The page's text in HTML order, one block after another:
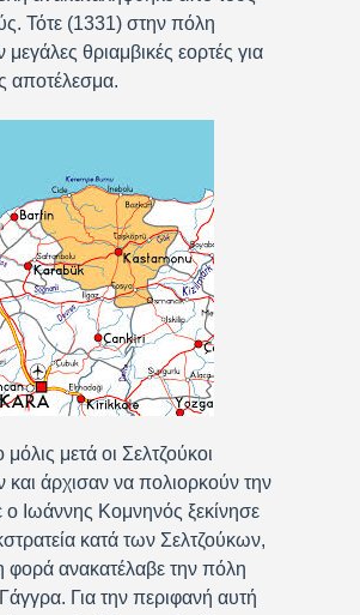
Τότε (1331) στην πόλη
μεγάλες θριαμβικές εορτές για
αποτέλεσμα.
μετά οι Σελτζούκοι
και άρχισαν να πολιορκούν την
ο Ιωάννης Κομνηνός ξεκίνησε
κατά των Σελτζούκων,
φορά ανακατέλαβε την πόλη
Για την περιφανή αυτή